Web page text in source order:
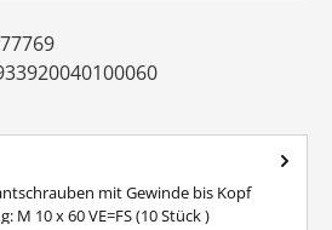
mit Gewinde bis Kopf
M 10 x 60 VE=FS (10 Stück )